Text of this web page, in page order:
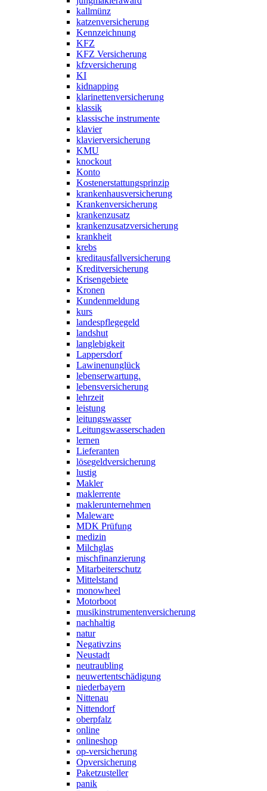
kallmünz
katzenversicherung
Kennzeichnung
KFZ
KFZ Versicherung
kfzversicherung
KI
kidnapping
klarinettenversicherung
klassik
klassische instrumente
klavier
klavierversicherung
KMU
knockout
Konto
Kostenerstattungsprinzip
krankenhausversicherung
Krankenversicherung
krankenzusatz
krankenzusatzversicherung
krankheit
krebs
kreditausfallversicherung
Kreditversicherung
Krisengebiete
Kronen
Kundenmeldung
kurs
landespflegegeld
landshut
langlebigkeit
Lappersdorf
Lawinenunglück
lebenserwartung.
lebensversicherung
lehrzeit
leistung
leitungswasser
Leitungswasserschaden
lernen
Lieferanten
lösegeldversicherung
lustig
Makler
maklerrente
maklerunternehmen
Maleware
MDK Prüfung
medizin
Milchglas
mischfinanzierung
Mitarbeiterschutz
Mittelstand
monowheel
Motorboot
musikinstrumentenversicherung
nachhaltig
natur
Negativzins
Neustadt
neutraubling
neuwertentschädigung
niederbayern
Nittenau
Nittendorf
oberpfalz
online
onlineshop
op-versicherung
Opversicherung
Paketzusteller
panik